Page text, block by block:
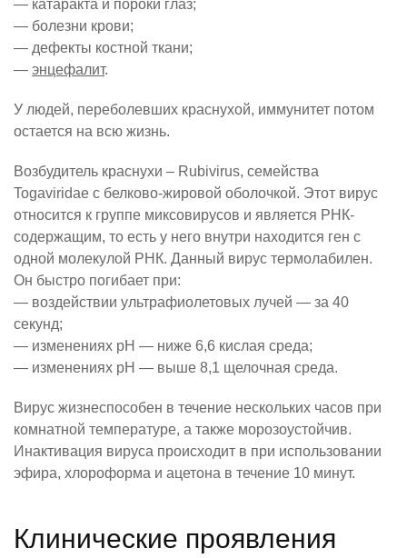
— катаракта и пороки глаз;
— болезни крови;
— дефекты костной ткани;
— энцефалит.
У людей, переболевших краснухой, иммунитет потом
остается на всю жизнь.
Возбудитель краснухи – Rubivirus, семейства
Togaviridae с белково-жировой оболочкой. Этот вирус
относится к группе миксовирусов и является РНК-
содержащим, то есть у него внутри находится ген с
одной молекулой РНК. Данный вирус термолабилен.
Он быстро погибает при:
— воздействии ультрафиолетовых лучей — за 40
секунд;
— изменениях рН — ниже 6,6 кислая среда;
— изменениях рН — выше 8,1 щелочная среда.
Вирус жизнеспособен в течение нескольких часов при
комнатной температуре, а также морозоустойчив.
Инактивация вируса происходит в при использовании
эфира, хлороформа и ацетона в течение 10 минут.
Клинические проявления